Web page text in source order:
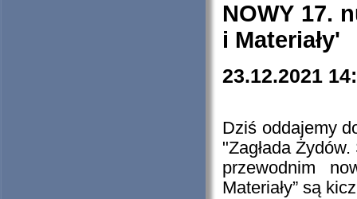
NOWY 17.
i Materiały'
23.12.2021
Dziś oddajemy
"Zagłada
przewodnim
Materiały” są